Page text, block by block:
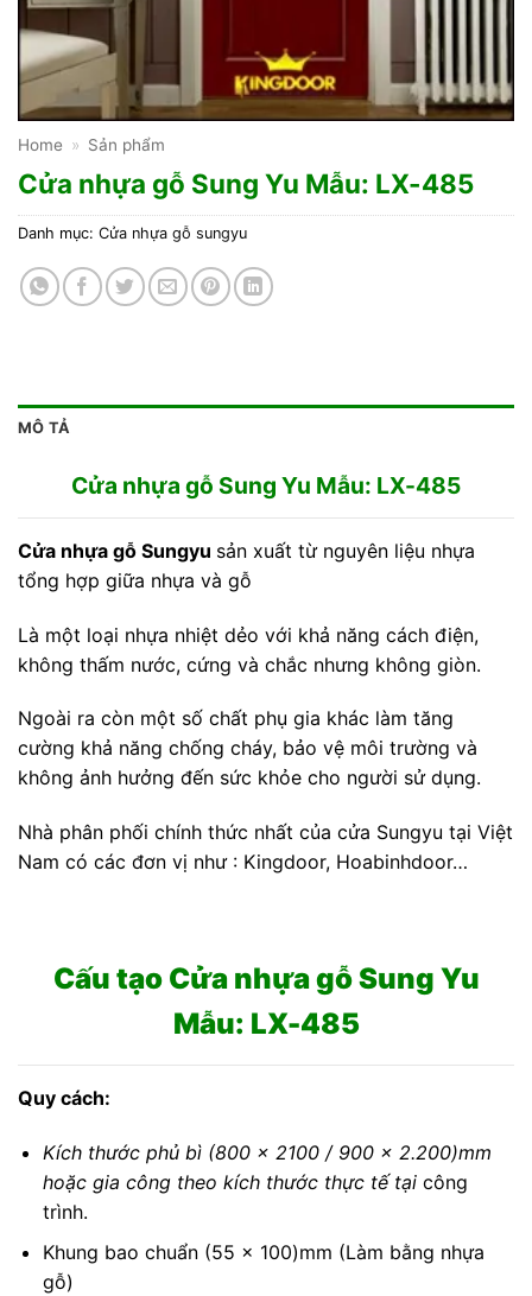
Home » Sản phẩm
Cửa nhựa gỗ Sung Yu Mẫu: LX-485
Danh mục: Cửa nhựa gỗ sungyu
MÔ TẢ
Cửa nhựa gỗ Sung Yu Mẫu: LX-485
Cửa nhựa gỗ Sungyu sản xuất từ nguyên liệu nhựa
tổng hợp giữa nhựa và gỗ
Là một loại nhựa nhiệt dẻo với khả năng cách điện,
không thấm nước, cứng và chắc nhưng không giòn.
Ngoài ra còn một số chất phụ gia khác làm tăng
cường khả năng chống cháy, bảo vệ môi trường và
không ảnh hưởng đến sức khỏe cho người sử dụng.
Nhà phân phối chính thức nhất của cửa Sungyu tại Việt
Nam có các đơn vị như : Kingdoor, Hoabinhdoor…
Cấu tạo Cửa nhựa gỗ Sung Yu
Mẫu: LX-485
Quy cách:
Kích thước phủ bì (800 x 2100 / 900 x 2.200)mm
hoặc gia công theo kích thước thực tế tại công
trình.
Khung bao chuẩn (55 x 100)mm (Làm bằng nhựa
gỗ)